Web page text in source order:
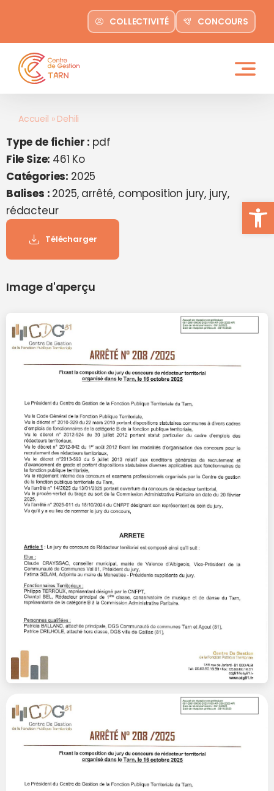
Ouvrir
contenu
COLLECTIVITÉ CONCOURS
Accueil » Dehili
Type de fichier : pdf
File Size: 461 Ko
Catégories: 2025
Balises : 2025, arrêté, composition jury, jury,
rédacteur
Télécharger
Image d'aperçu